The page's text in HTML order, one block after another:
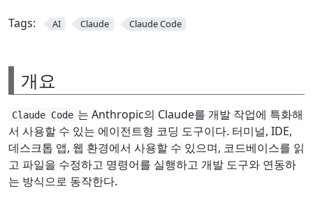
Tags: AI Claude Claude Code
개요
Claude Code 는 Anthropic의 Claude를 개발 작업에 특화해
서 사용할 수 있는 에이전트형 코딩 도구이다. 터미널, IDE,
데스크톱 앱, 웹 환경에서 사용할 수 있으며, 코드베이스를 읽
고 파일을 수정하고 명령어를 실행하고 개발 도구와 연동하
는 방식으로 동작한다.